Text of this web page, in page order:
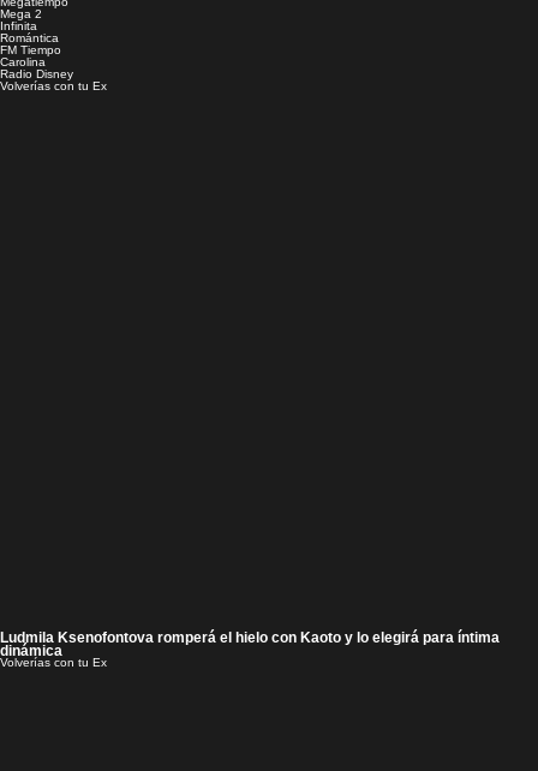
Mega 2
Infinita
Romántica
FM Tiempo
Carolina
Radio Disney
Volverías con tu Ex
Ludmila Ksenofontova romperá el hielo con Kaoto y lo elegirá para íntima
dinámica
Volverías con tu Ex